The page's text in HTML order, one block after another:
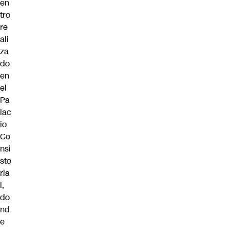
en
tro
re
ali
za
do
en
el
Pa
lac
io
Co
nsi
sto
ria
l,
do
nd
e